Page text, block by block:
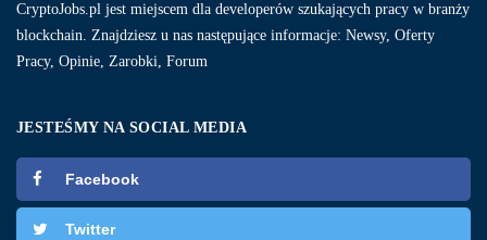
CryptoJobs.pl jest miejscem dla developerów szukających pracy w branży
blockchain. Znajdziesz u nas następujące informacje: Newsy, Oferty
Pracy, Opinie, Zarobki, Forum
JESTEŚMY NA SOCIAL MEDIA
Facebook
Twitter